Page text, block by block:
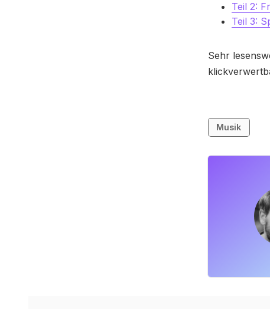
Teil 2:
Teil 3:
Sehr
Musik